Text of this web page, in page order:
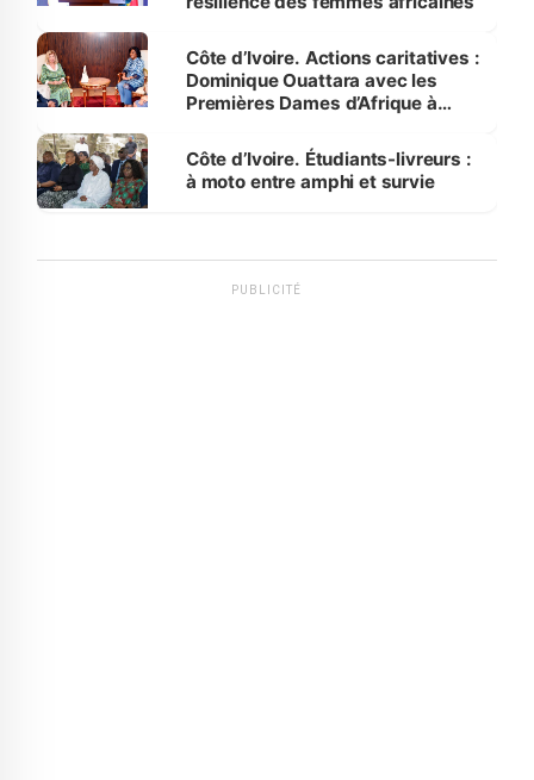
Côte d’Ivoire. Actions caritatives :
Dominique Ouattara avec les
Premières Dames d’Afrique à
Côte d’Ivoire. Étudiants-livreurs :
à moto entre amphi et survie
PUBLICITÉ